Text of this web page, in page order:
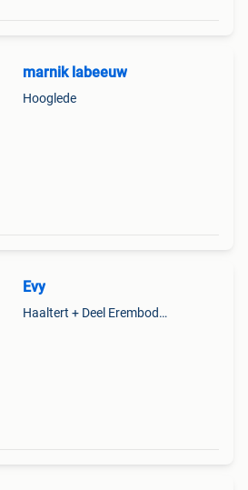
marnik labeeuw
Hooglede
Evy
Haaltert + Deel Erembodegem